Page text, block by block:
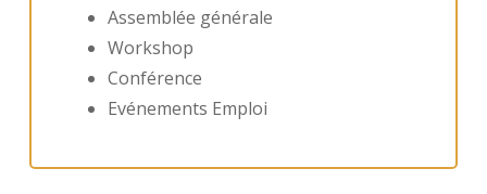
Assemblée générale
Workshop
Conférence
Evénements Emploi